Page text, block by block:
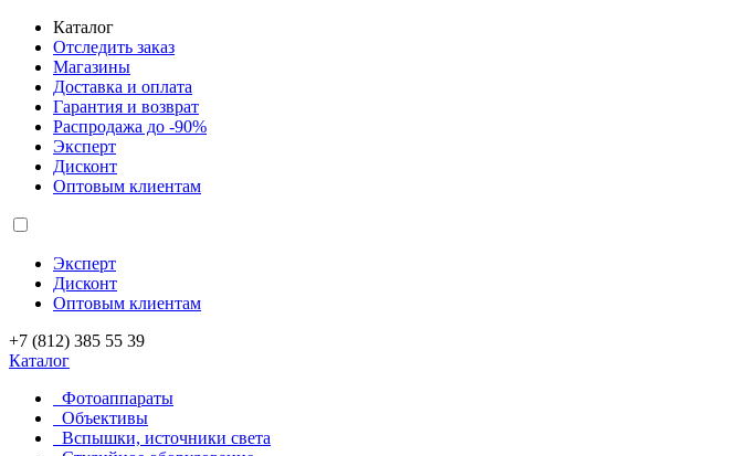
Каталог
Отследить заказ
Магазины
Доставка и оплата
Гарантия и возврат
Распродажа до -90%
Эксперт
Дисконт
Оптовым клиентам
Эксперт
Дисконт
Оптовым клиентам
+7 (812) 385 55 39
Каталог
Фотоаппараты
Объективы
Вспышки, источники света